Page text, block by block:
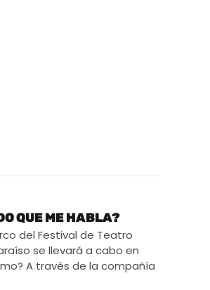
QUE ME HABLA?
del Festival de Teatro
se llevará a cabo en
A través de la compañía